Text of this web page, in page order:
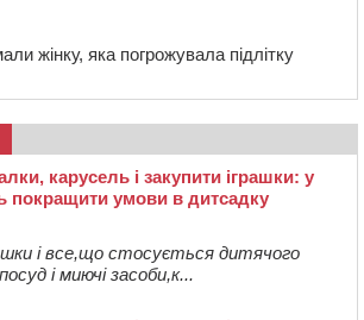
жінку, яка погрожувала підлітку
карусель і закупити іграшки: у
покращити умови в дитсадку
і все,що стосується дитячого
і миючі засоби,к...